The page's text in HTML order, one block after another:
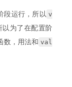
段运行，所以 v
以为了在配置阶
数，用法和 val